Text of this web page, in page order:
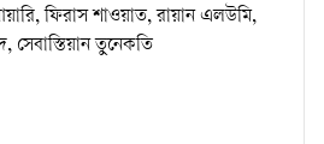
ফিরাস শাওয়াত, রায়ান এলউমি,
সেবাস্তিয়ান তুনেকতি